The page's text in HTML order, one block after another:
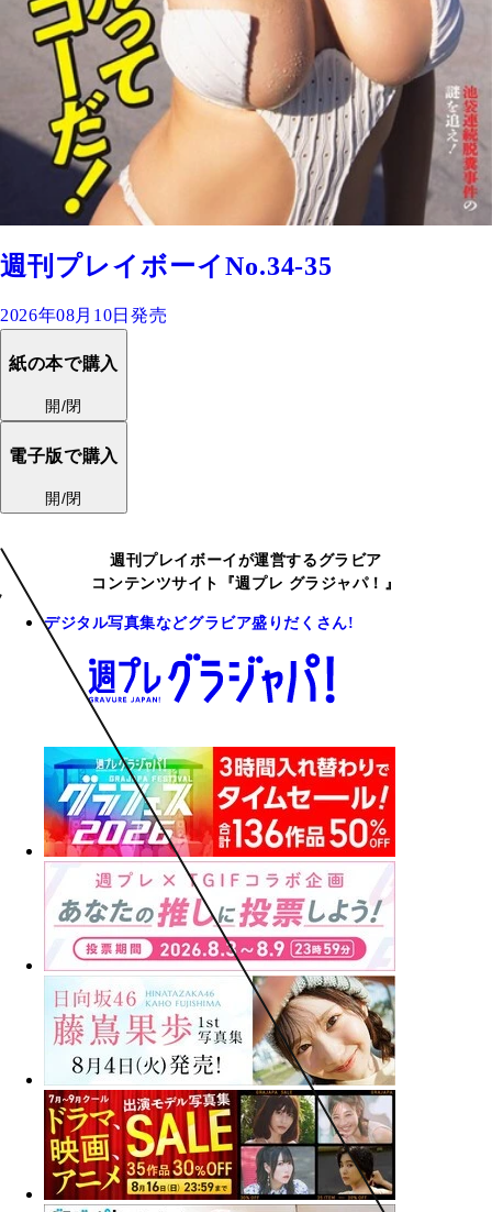
週刊プレイボーイNo.34-35
2026年08月10日発売
紙の本で購入
開/閉
電子版で購入
開/閉
週刊プレイボーイが運営するグラビア
コンテンツサイト『週プレ グラジャパ！』
デジタル写真集などグラビア盛りだくさん!